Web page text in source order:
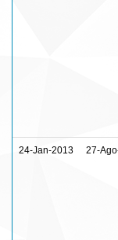
24-Jan-2013 27-